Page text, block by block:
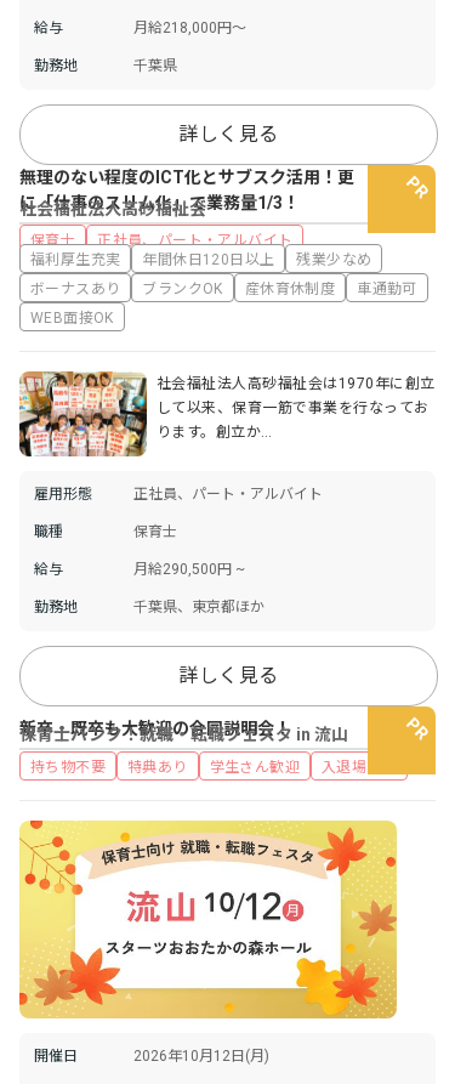
給与 月給218,000円～
勤務地 千葉県
詳しく見る
社会福祉法人高砂福祉会
保育士 正社員、パート・アルバイト
無理のない程度のICT化とサブスク活用！更
に「仕事のスリム化」で業務量1/3！
福利厚生充実 年間休日120日以上
残業少なめ
ボーナスあり
ブランクOK 産休育休制度
車通勤可
WEB面接OK
社会福祉法人高砂福祉会は1970年に創立
して以来、保育一筋で事業を行なってお
ります。創立か…
雇用形態 正社員、パート・アルバイト
職種 保育士
給与 月給290,500円 ~
勤務地 千葉県、東京都ほか
詳しく見る
保育士バンク！就職・転職フェスタ in 流山
新卒・既卒も大歓迎の合同説明会！
持ち物不要 特典あり 学生さん歓迎 入退場自由
開催日 2026年10月12日(月)